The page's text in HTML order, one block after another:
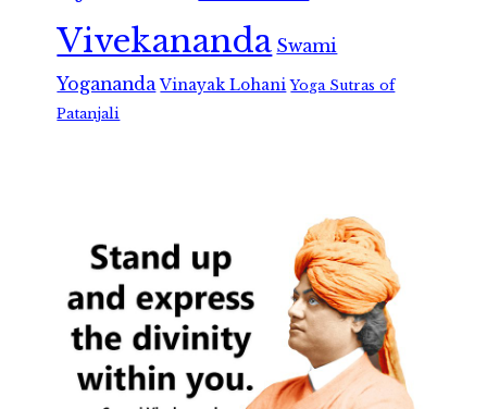
Vivekananda Swami
Yogananda Vinayak Lohani Yoga Sutras of
Patanjali